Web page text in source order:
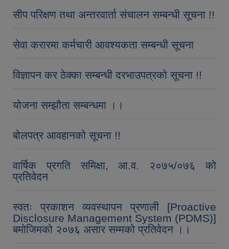
सीप परिक्षण तथा अन्तरवार्ता संचालन सम्बन्धी सूचना !!
सेवा करारमा कर्मचारी आवश्यकता सम्बन्धी सूचना
विज्ञापन कर ठेक्का सम्बन्धी दरभाउपत्रको सूचना !!
योजना सम्झौता सम्बन्धमा ।।
बोलपत्र आवहानको सूचना !!
वार्षिक प्रगति समिक्षा, आ.व. २०७५/०७६ को
प्रतिवेदन
स्वतः प्रकाशन व्यवस्थापन प्रणाली [Proactive
Disclosure Management System (PDMS)]
बमोजिमको २०७६ असार सम्मको प्रतिवेदन ।।